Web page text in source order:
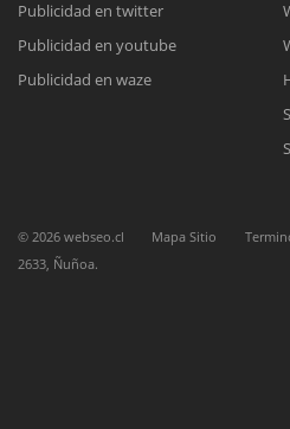
Nuestros ejecutivos le enviarán un
Meet para la
Complete el formulario y nos
Chat
para enviarnos un correo
Publicidad en twitter
Publicidad en youtube
Publicidad en waze
© 2026 webseo.cl Mapa Sitio
2633, Ñuñoa.